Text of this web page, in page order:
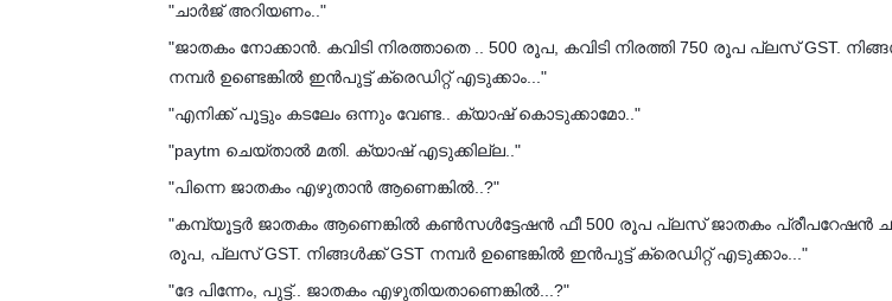
"ചാർജ് അറിയണം.."
"ജാതകം നോക്കാൻ. കവിടി നിരത്താതെ .. 500 രൂപ, കവിടി നിരത്തി 750 രൂപ പ്ലസ് GST.
നമ്പർ ഉണ്ടെങ്കിൽ ഇൻപുട്ട് ക്രെഡിറ്റ് എടുക്കാം..."
"എനിക്ക് പൂട്ടും കടലേം ഒന്നും വേണ്ട.. ക്യാഷ് കൊടുക്കാമോ.."
"paytm ചെയ്താൽ മതി. ക്യാഷ് എടുക്കില്ല.."
"പിന്നെ ജാതകം എഴുതാൻ ആണെങ്കിൽ..?"
"കമ്പ്യൂട്ടർ ജാതകം ആണെങ്കിൽ കൺസൾട്ടേഷൻ ഫീ 500 രൂപ പ്ലസ് ജാതകം പ്രീപറേഷൻ
രൂപ, പ്ലസ് GST. നിങ്ങൾക്ക് GST നമ്പർ ഉണ്ടെങ്കിൽ ഇൻപുട്ട് ക്രെഡിറ്റ് എടുക്കാം..."
"ദേ പിന്നേം, പുട്ട്.. ജാതകം എഴുതിയതാണെങ്കിൽ...?"